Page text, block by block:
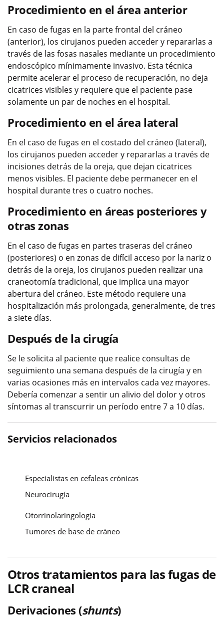
Procedimiento en el área anterior
En caso de fugas en la parte frontal del cráneo
(anterior), los cirujanos pueden acceder y repararlas a
través de las fosas nasales mediante un procedimiento
endoscópico mínimamente invasivo. Esta técnica
permite acelerar el proceso de recuperación, no deja
cicatrices visibles y requiere que el paciente pase
solamente un par de noches en el hospital.
Procedimiento en el área lateral
En el caso de fugas en el costado del cráneo (lateral),
los cirujanos pueden acceder y repararlas a través de
incisiones detrás de la oreja, que dejan cicatrices
menos visibles. El paciente debe permanecer en el
hospital durante tres o cuatro noches.
Procedimiento en áreas posteriores y
otras zonas
En el caso de fugas en partes traseras del cráneo
(posteriores) o en zonas de difícil acceso por la nariz o
detrás de la oreja, los cirujanos pueden realizar una
craneotomía tradicional, que implica una mayor
abertura del cráneo. Este método requiere una
hospitalización más prolongada, generalmente, de tres
a siete días.
Después de la cirugía
Se le solicita al paciente que realice consultas de
seguimiento una semana después de la cirugía y en
varias ocasiones más en intervalos cada vez mayores.
Debería comenzar a sentir un alivio del dolor y otros
síntomas al transcurrir un período entre 7 a 10 días.
Servicios relacionados
Especialistas en cefaleas crónicas
Neurocirugía
Otorrinolaringología
Tumores de base de cráneo
Otros tratamientos para las fugas de
LCR craneal
Derivaciones (shunts)